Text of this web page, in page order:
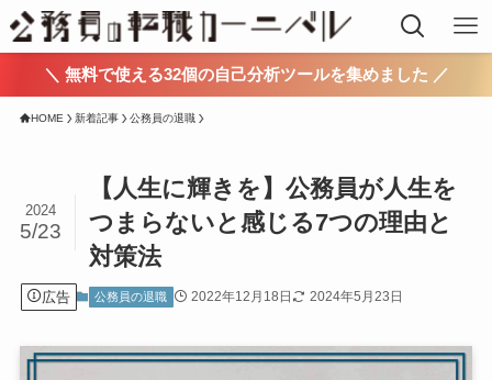
＼ 無料で使える32個の自己分析ツールを集めました ／
HOME 新着記事 公務員の退職
【人生に輝きを】公務員が人生を
つまらないと感じる7つの理由と
対策法
2024
5/23
広告 公務員の退職 2022年12月18日 2024年5月23日